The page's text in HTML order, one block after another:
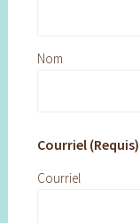
Nom
Courriel (Requis)
Courriel